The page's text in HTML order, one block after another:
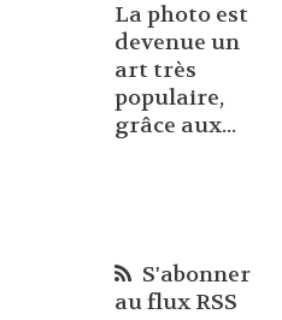
La photo est
devenue un
art très
populaire,
grâce aux...
S'abonner
au flux RSS